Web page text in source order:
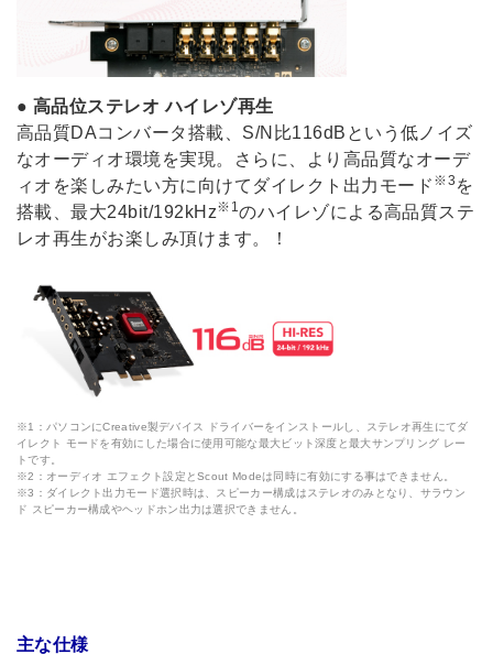
● 高品位ステレオ ハイレゾ再生
高品質DAコンバータ搭載、S/N比116dBという低ノイズ
なオーディオ環境を実現。さらに、より高品質なオーデ
ィオを楽しみたい方に向けてダイレクト出力モード ※3 を
搭載、最大24bit/192kHz※1のハイレゾによる高品質ステ
レオ再生がお楽しみ頂けます。！
※1：パソコンにCreative製デバイス ドライバーをインストールし、ステレオ再生にてダ
イレクト モードを有効にした場合に使用可能な最大ビット深度と最大サンプリング レー
トです。
※2：オーディオ エフェクト設定とScout Modeは同時に有効にする事はできません。
※3：ダイレクト出力モード選択時は、スピーカー構成はステレオのみとなり、サラウン
ド スピーカー構成やヘッドホン出力は選択できません。
主な仕様